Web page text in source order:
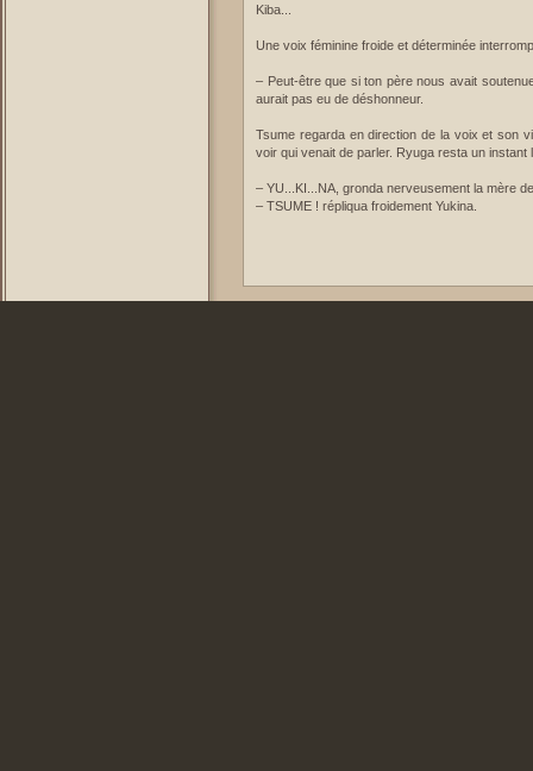
Kiba...
Une voix féminine froide et déterminée
– Peut-être que si ton père nous avait
aurait pas eu de déshonneur.
Tsume regarda en direction de la voix et son
voir qui venait de parler. Ryuga resta un
– YU...KI...NA, gronda nerveusement la mère
– TSUME ! répliqua froidement Yukina.